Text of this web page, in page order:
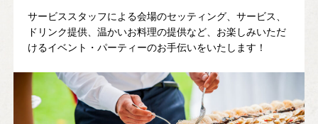
サービススタッフによる会場のセッティング、サービス、
ドリンク提供、温かいお料理の提供など、お楽しみいただ
けるイベント・パーティーのお手伝いをいたします！